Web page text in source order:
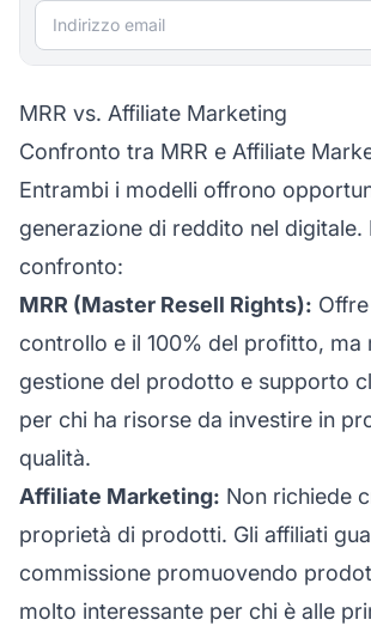
Indirizzo email
MRR vs. Affiliate Marketing
Confronto tra MRR e Affiliate
Entrambi i modelli offrono
generazione di reddito nel digitale.
confronto:
MRR (Master Resell Rights):
controllo e il 100% del profitto, ma
gestione del prodotto e supporto
per chi ha risorse da investire in
qualità.
Affiliate Marketing: Non richiede
proprietà di prodotti. Gli affiliati
commissione promuovendo
molto interessante per chi è alle